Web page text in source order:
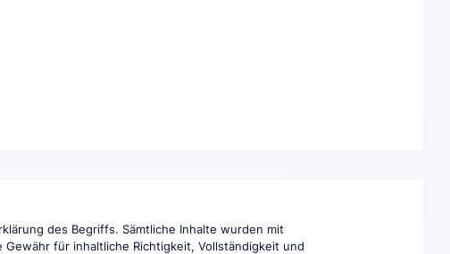
des Begriffs. Sämtliche Inhalte wurden mit
für inhaltliche Richtigkeit, Vollständigkeit und